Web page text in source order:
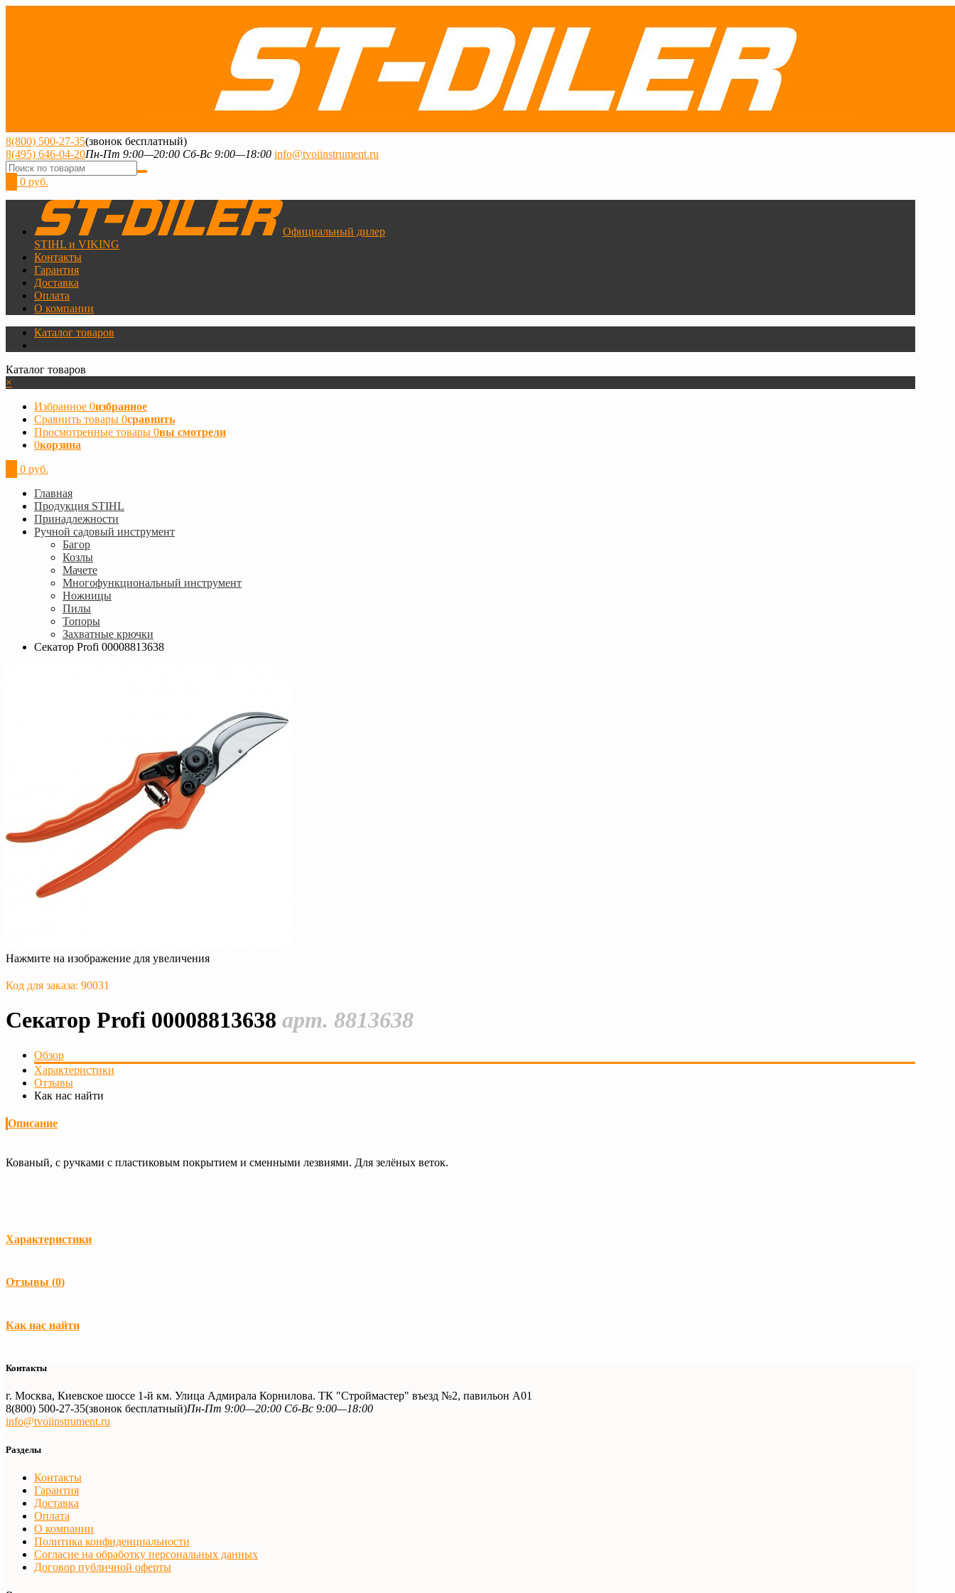
8(800) 500-27-35(звонок бесплатный)
8(495) 646-04-20Пн-Пт 9:00—20:00 Сб-Вс 9:00—18:00 info@tvoiinstrument.ru
0 руб.
Официальный дилер
STIHL и VIKING
Контакты
Гарантия
Доставка
Оплата
О компании
Каталог товаров
Каталог товаров
×
Избранное 0избранное
Сравнить товары 0сравнить
Просмотренные товары 0вы смотрели
0корзина
0 руб.
Главная
Продукция STIHL
Принадлежности
Ручной садовый инструмент
Багор
Козлы
Мачете
Многофункциональный инструмент
Ножницы
Пилы
Топоры
Захватные крючки
Секатор Profi 00008813638
Нажмите на изображение для увеличения
Код для заказа: 90031
Секатор Profi 00008813638 арт. 8813638
Обзор
Характеристики
Отзывы
Как нас найти
Описание
Кованый, с ручками с пластиковым покрытием и сменными лезвиями. Для зелёных веток.
Характеристики
Отзывы (0)
Как нас найти
Контакты
г. Москва, Киевское шоссе 1-й км. Улица Адмирала Корнилова. ТК "Строймастер" въезд №2, павильон А01
8(800) 500-27-35(звонок бесплатный)Пн-Пт 9:00—20:00 Сб-Вс 9:00—18:00
info@tvoiinstrument.ru
Разделы
Контакты
Гарантия
Доставка
Оплата
О компании
Политика конфиденциальности
Согласие на обработку персональных данных
Договор публичной оферты